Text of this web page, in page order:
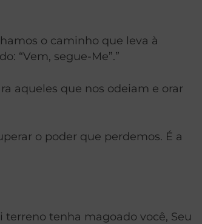
o caminho que leva à
“Vem, segue-Me”.”
aqueles que nos odeiam e orar
o poder que perdemos. É a
terreno tenha magoado você, Seu